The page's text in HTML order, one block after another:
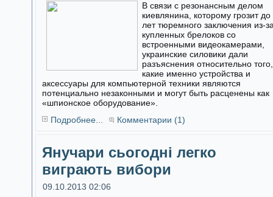
В связи с резонансным делом
киевлянина, которому грозит до
лет тюремного заключения из-
купленных брелоков со
встроенными видеокамерами,
украинские силовики дали
разъяснения относительно того,
какие именно устройства и
аксессуары для компьютерной техники являются
потенциально незаконными и могут быть расценены как
«шпионское оборудование».
Подробнее...
Комментарии (1)
Янучари сьогодні легко
виграють вибори
09.10.2013 02:06